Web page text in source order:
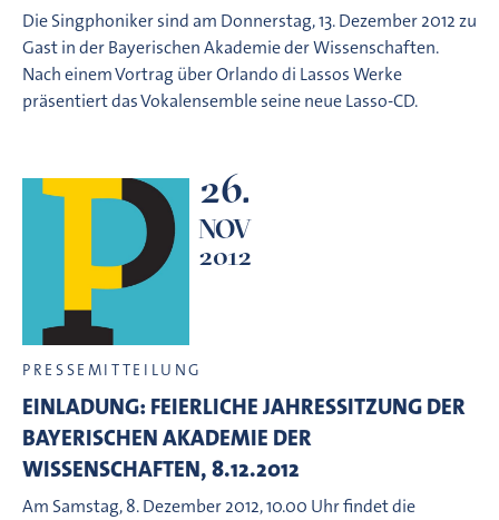
Die Singphoniker sind am Donnerstag, 13. Dezember 2012 zu
Gast in der Bayerischen Akademie der Wissenschaften.
Nach einem Vortrag über Orlando di Lassos Werke
präsentiert das Vokalensemble seine neue Lasso-CD.
26.
NOV
2012
PRESSEMITTEILUNG
EINLADUNG: FEIERLICHE JAHRESSITZUNG DER
BAYERISCHEN AKADEMIE DER
WISSENSCHAFTEN, 8.12.2012
Am Samstag, 8. Dezember 2012, 10.00 Uhr findet die